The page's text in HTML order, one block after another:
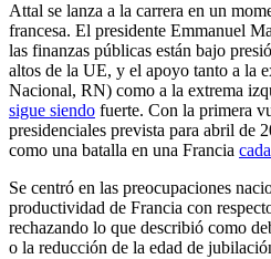
Attal se lanza a la carrera en un
francesa. El presidente Emmanuel
las finanzas públicas están bajo
altos de la UE, y el apoyo tanto a la
Nacional, RN) como a la extrema
sigue siendo fuerte. Con la primera
presidenciales prevista para abril de
como una batalla en una Francia
Se centró en las preocupaciones
productividad de Francia con
rechazando lo que describió como
o la reducción de la edad de